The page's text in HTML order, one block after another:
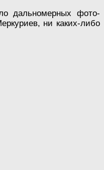
дальномерных фото-
ни каких-либо